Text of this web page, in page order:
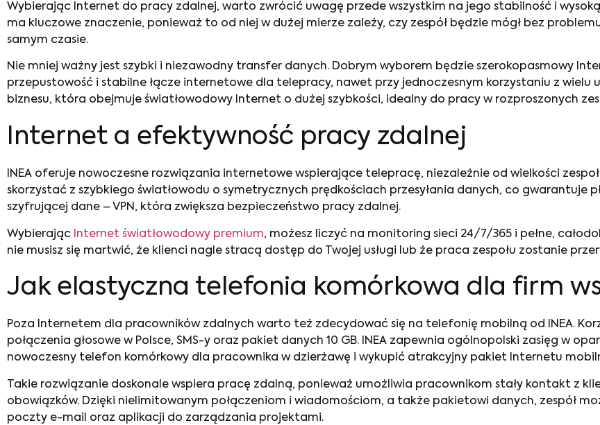
Wybierając Internet do pracy zdalnej, warto zwrócić uwagę przede wszystkim na jego stabilność i
ma kluczowe znaczenie, ponieważ to od niej w dużej mierze zależy, czy zespół będzie mógł bez
samym czasie.
Nie mniej ważny jest szybki i niezawodny transfer danych. Dobrym wyborem będzie szerokopasmowy
przepustowość i stabilne łącze internetowe dla telepracy, nawet przy jednoczesnym korzystaniu z wielu
biznesu, która obejmuje światłowodowy Internet o dużej szybkości, idealny do pracy w rozproszonych
Internet a efektywność pracy zdalnej
INEA oferuje nowoczesne rozwiązania internetowe wspierające telepracę, niezależnie od wielkości
skorzystać z szybkiego światłowodu o symetrycznych prędkościach przesyłania danych, co gwarantuje
szyfrującej dane – VPN, która zwiększa bezpieczeństwo pracy zdalnej.
Wybierając Internet światłowodowy premium, możesz liczyć na monitoring sieci 24/7/365 i pełne,
nie musisz się martwić, że klienci nagle stracą dostęp do Twojej usługi lub że praca zespołu zostanie
Jak elastyczna telefonia komórkowa dla firm
Poza Internetem dla pracowników zdalnych warto też zdecydować się na telefonię mobilną od INEA.
połączenia głosowe w Polsce, SMS-y oraz pakiet danych 10 GB. INEA zapewnia ogólnopolski zasięg w
nowoczesny telefon komórkowy dla pracownika w dzierżawę i wykupić atrakcyjny pakiet Internetu
Takie rozwiązanie doskonale wspiera pracę zdalną, ponieważ umożliwia pracownikom stały kontakt z
obowiązków. Dzięki nielimitowanym połączeniom i wiadomościom, a także pakietowi danych, zespół
poczty e-mail oraz aplikacji do zarządzania projektami.